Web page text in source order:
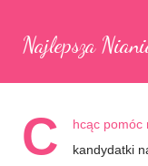
Najlepsza
C
hcąc pomóc
kandydatki